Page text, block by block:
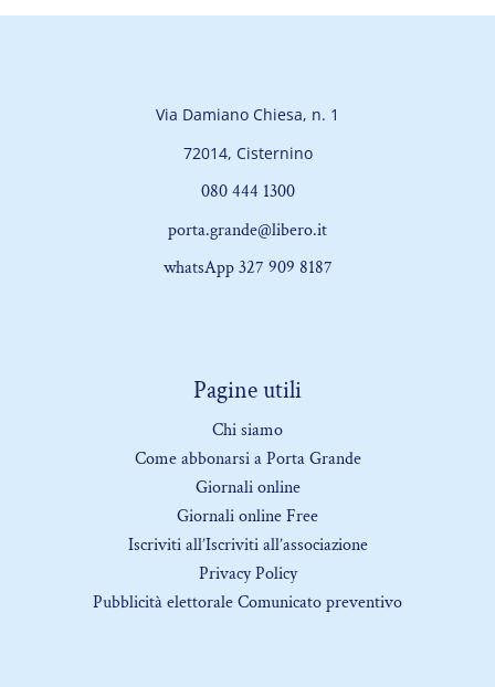
Via Damiano Chiesa, n. 1
72014, Cisternino
080 444 1300
porta.grande@libero.it
whatsApp 327 909 8187
Pagine utili
Chi siamo
Come abbonarsi a Porta Grande
Giornali online
Giornali online Free
Iscriviti all’Iscriviti all’associazione
Privacy Policy
Pubblicità elettorale Comunicato preventivo